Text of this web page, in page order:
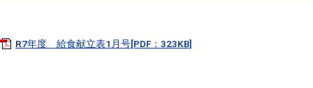
R7年度 給食献立表1月号[PDF：323KB]